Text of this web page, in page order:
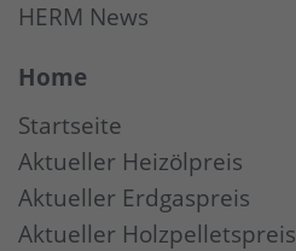
HERM News
Home
Startseite
Aktueller Heizölpreis
Aktueller Erdgaspreis
Aktueller Holzpelletspreis